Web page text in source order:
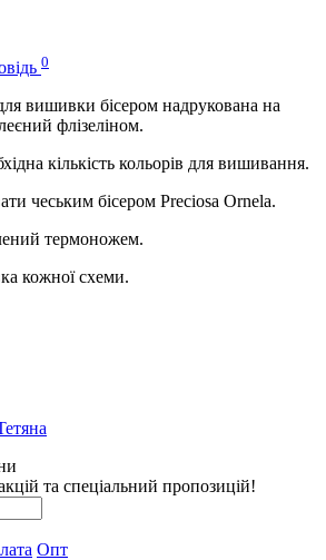
0
вишивки бісером надрукована на
флізеліном.
кількість кольорів для вишивання.
чеським бісером Preciosa Ornela.
термоножем.
кожної схеми.
та спеціальний пропозицій!
Опт